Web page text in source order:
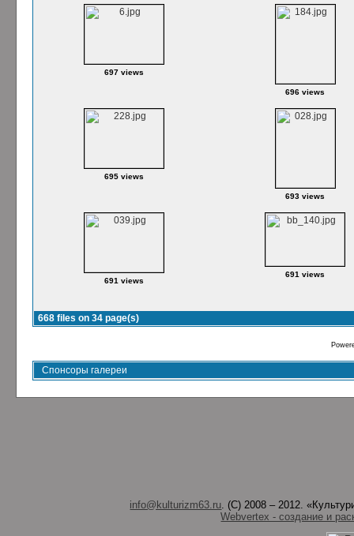
697 views
696 views
695 views
693 views
691 views
691 views
668 files on 34 page(s)
Спонсоры галереи
info@kulturizm63.ru. (C) 2008 – 2012.
Webvertex - создание и